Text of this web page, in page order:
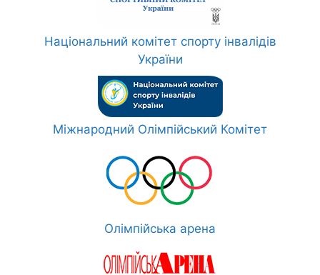
Національний комітет спорту інвалідів
України
Міжнародний Олімпійський Комітет
Олімпійська арена